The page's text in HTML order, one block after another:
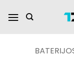
turinį